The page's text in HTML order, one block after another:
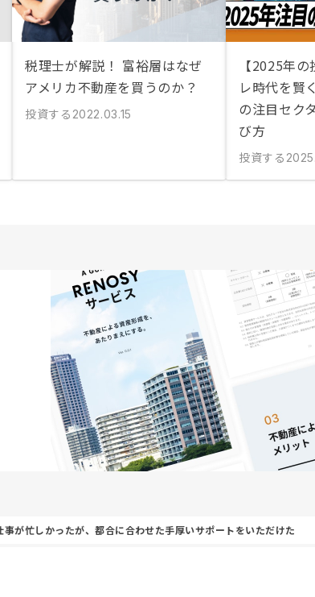
税理士が解説！ 富裕層はなぜ
アメリカ不動産を買うのか？
投資する 2022.03.15
【2025年
レ時代を賢
の注目セク
び方
投資する
事が忙しかったが、都合に合わせた手厚いサポートをいただけた